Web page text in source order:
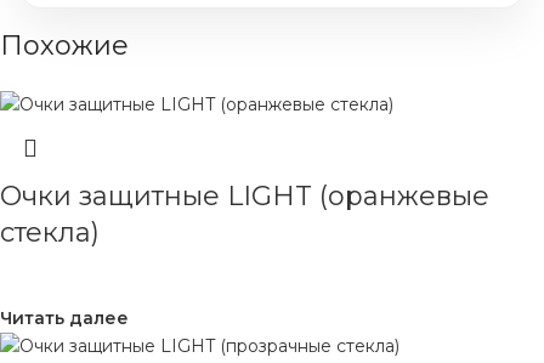
Похожие
Очки защитные LIGHT (оранжевые
стекла)
Читать далее